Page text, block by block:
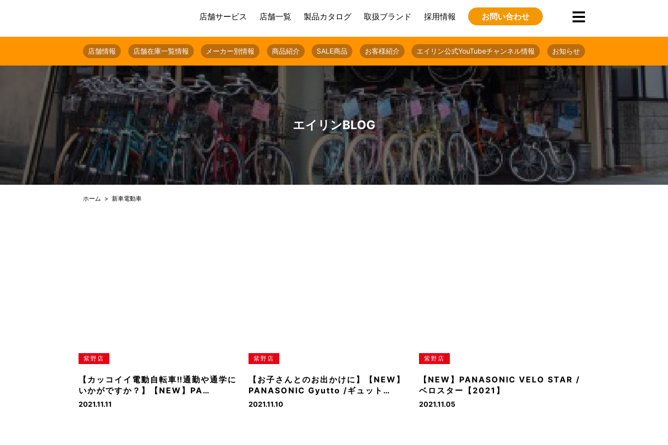
店舗サービス 店舗一覧 製品カタログ 取扱ブランド 採用情報 お問い合わせ
店舗情報 店舗在庫一覧情報 メーカー別情報 商品紹介 SALE商品 お客様紹介 エイリン公式YouTubeチャンネル情報 お知らせ
エイリンBLOG
ホーム 新車電動車
紫野店
【カッコイイ電動自転車‼通勤や通学に
いかがですか？】【NEW】PA…
2021.11.11
紫野店
【お子さんとのお出かけに】【NEW】
PANASONIC Gyutto /ギュット…
2021.11.10
紫野店
【NEW】PANASONIC VELO STAR /
ベロスター【2021】
2021.11.05